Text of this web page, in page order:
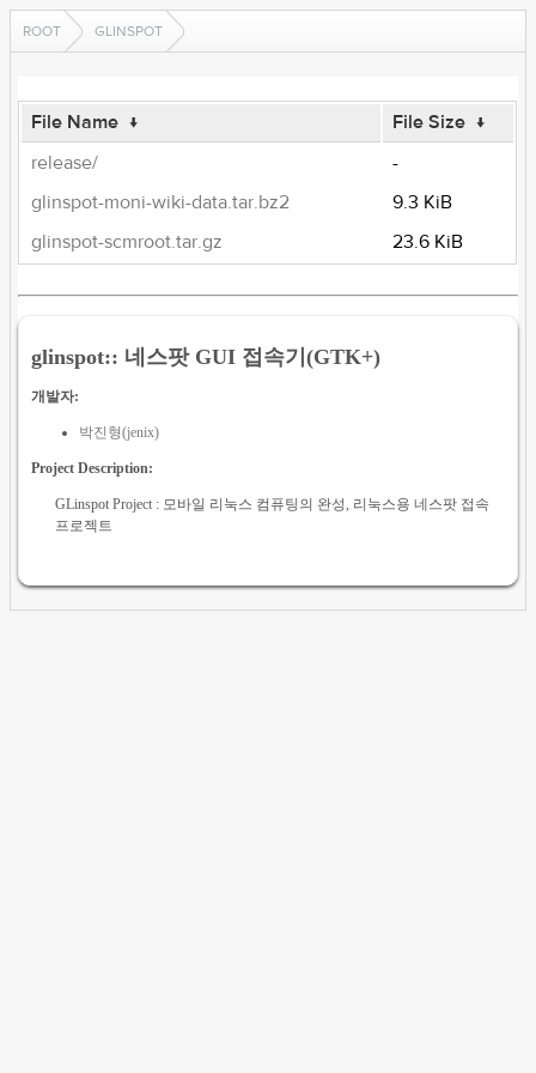
ROOT GLINSPOT
File Name ↓ File Size ↓
release/
-
glinspot-moni-wiki-data.tar.bz2
9.3 KiB
glinspot-scmroot.tar.gz
23.6 KiB
glinspot:: 네스팟 GUI 접속기(GTK+)
개발자:
박진형(jenix)
Project Description:
GLinspot Project : 모바일 리눅스 컴퓨팅의 완성, 리눅스용 네스팟 접속
프로젝트